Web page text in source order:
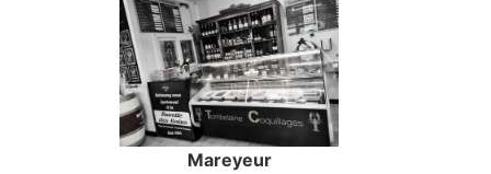
Mareyeur